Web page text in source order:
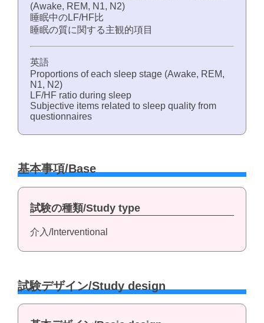
(Awake, REM, N1, N2)
睡眠中のLF/HF比
睡眠の質に関する主観的項目
英語
Proportions of each sleep stage (Awake, REM,
N1, N2)
LF/HF ratio during sleep
Subjective items related to sleep quality from
questionnaires
基本事項/Base
試験の種類/Study type
介入/Interventional
試験デザイン/Study design